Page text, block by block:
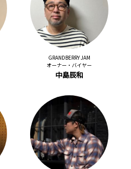
GRANDBERRY JAM
オーナー・バイヤー
中島辰和